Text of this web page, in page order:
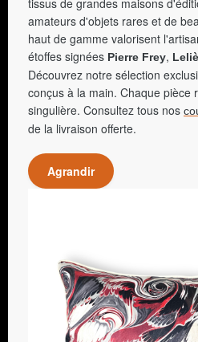
tissus de grandes maisons
amateurs d'objets rares et de
haut de gamme valorisent
étoffes signées Pierre Frey,
Découvrez notre sélection
conçus à la main. Chaque pièce
singulière. Consultez tous nos
de la livraison offerte.
Agrandir